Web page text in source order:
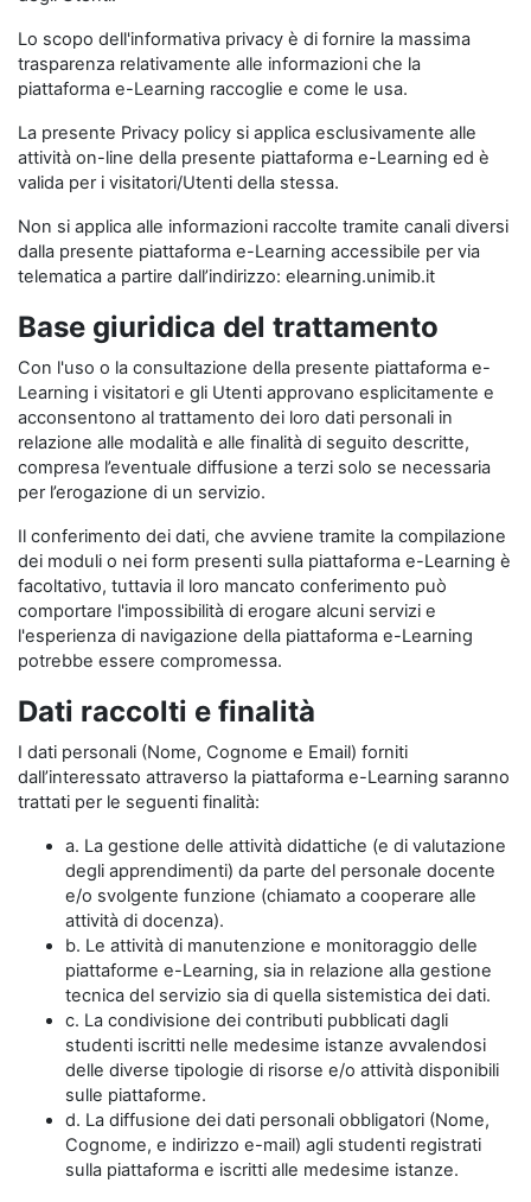
Lo scopo dell'informativa privacy è di fornire la massima
trasparenza relativamente alle informazioni che la
piattaforma e-Learning raccoglie e come le usa.
La presente Privacy policy si applica esclusivamente alle
attività on-line della presente piattaforma e-Learning ed è
valida per i visitatori/Utenti della stessa.
Non si applica alle informazioni raccolte tramite canali diversi
dalla presente piattaforma e-Learning accessibile per via
telematica a partire dall’indirizzo: elearning.unimib.it
Base giuridica del trattamento
Con l'uso o la consultazione della presente piattaforma e-
Learning i visitatori e gli Utenti approvano esplicitamente e
acconsentono al trattamento dei loro dati personali in
relazione alle modalità e alle finalità di seguito descritte,
compresa l’eventuale diffusione a terzi solo se necessaria
per l’erogazione di un servizio.
Il conferimento dei dati, che avviene tramite la compilazione
dei moduli o nei form presenti sulla piattaforma e-Learning è
facoltativo, tuttavia il loro mancato conferimento può
comportare l'impossibilità di erogare alcuni servizi e
l'esperienza di navigazione della piattaforma e-Learning
potrebbe essere compromessa.
Dati raccolti e finalità
I dati personali (Nome, Cognome e Email) forniti
dall’interessato attraverso la piattaforma e-Learning saranno
trattati per le seguenti finalità:
a. La gestione delle attività didattiche (e di valutazione
degli apprendimenti) da parte del personale docente
e/o svolgente funzione (chiamato a cooperare alle
attività di docenza).
b. Le attività di manutenzione e monitoraggio delle
piattaforme e-Learning, sia in relazione alla gestione
tecnica del servizio sia di quella sistemistica dei dati.
c. La condivisione dei contributi pubblicati dagli
studenti iscritti nelle medesime istanze avvalendosi
delle diverse tipologie di risorse e/o attività disponibili
sulle piattaforme.
d. La diffusione dei dati personali obbligatori (Nome,
Cognome, e indirizzo e-mail) agli studenti registrati
sulla piattaforma e iscritti alle medesime istanze.